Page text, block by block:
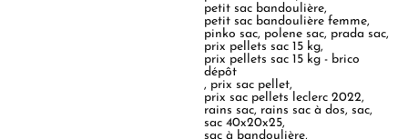
petit sac bandoulière,
petit sac bandoulière femme,
pinko sac, polene sac, prada sac,
prix pellets sac 15 kg,
prix pellets sac 15 kg - brico
dépôt
, prix sac pellet,
prix sac pellets leclerc 2022,
rains sac, rains sac à dos,sac,
sac 40x20x25,
sac à bandoulière,